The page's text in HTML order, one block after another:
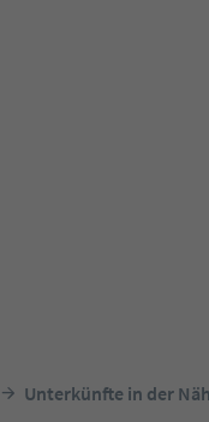
Unterkünfte in der